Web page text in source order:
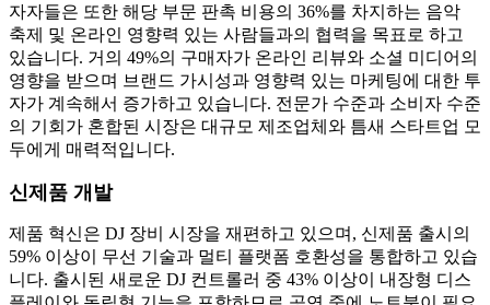
자자들은 또한 해당 부문 판촉 비용의 36%를 차지하는 음악
축제 및 온라인 영향력 있는 사람들과의 협력을 목표로 하고
있습니다. 거의 49%의 구매자가 온라인 리뷰와 소셜 미디어의
영향을 받으며 브랜드 가시성과 영향력 있는 마케팅에 대한 투
자가 계속해서 증가하고 있습니다. 전문가 수준과 소비자 수준
의 기회가 혼합된 시장은 대규모 제조업체와 틈새 스타트업 모
두에게 매력적입니다.
신제품 개발
제품 혁신은 DJ 장비 시장을 재편하고 있으며, 신제품 출시의
59% 이상이 무선 기술과 멀티 플랫폼 호환성을 통합하고 있습
니다. 출시된 새로운 DJ 컨트롤러 중 43% 이상이 내장형 디스